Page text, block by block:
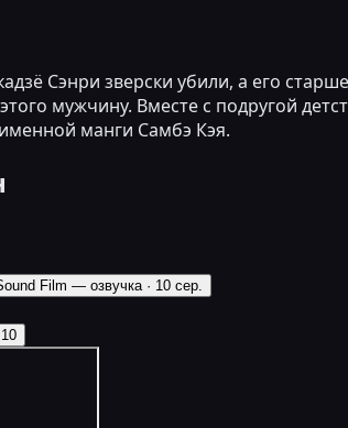
Сэнри зверски убили, а его
мужчину. Вместе с подругой
манги Самбэ Кэя.
Film — озвучка · 10 сер.
10